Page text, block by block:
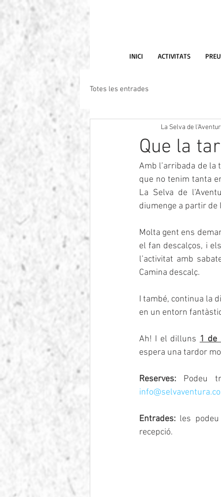
INICI ACTIVITATS
Totes les entrades
Que la
La Selva de
Amb l’arribada de
que no tenim tanta
La Selva de
diumenge a partir de
Molta gent ens
el fan descalços, i
l’activitat amb
Camina descalç.
I també, continua la
en un entorn
Ah! I el dilluns 1 de
espera una tardor
Reserves:
Entrades: les
recepció.